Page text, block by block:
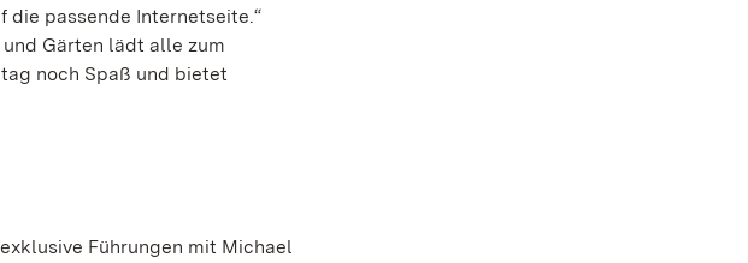
passende Internetseite.“
Gärten lädt alle zum
noch Spaß und bietet
Führungen mit Michael